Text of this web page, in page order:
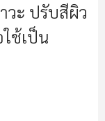
วะ ปรับสีผิว
ช้เป็น